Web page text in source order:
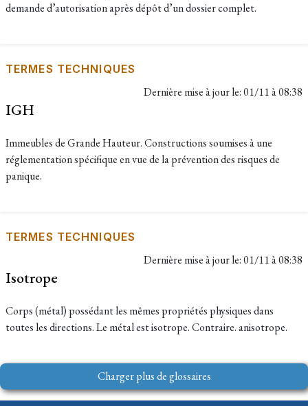
demande d’autorisation après dépôt d’un dossier complet.
TERMES TECHNIQUES
Dernière mise à jour le:01/11 à 08:38
IGH
Immeubles de Grande Hauteur. Constructions soumises à une
réglementation spécifique en vue de la prévention des risques de
panique.
TERMES TECHNIQUES
Dernière mise à jour le:01/11 à 08:38
Isotrope
Corps (métal) possédant les mêmes propriétés physiques dans
toutes les directions. Le métal est isotrope. Contraire. anisotrope.
Charger plus de glossaires